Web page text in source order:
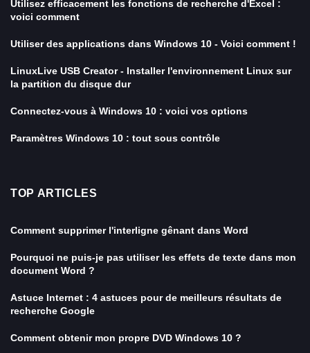
Utilisez efficacement les fonctions de recherche d'Excel :
voici comment
Utiliser des applications dans Windows 10 - Voici comment !
LinuxLive USB Creator - Installer l'environnement Linux sur
la partition du disque dur
Connectez-vous à Windows 10 : voici vos options
Paramètres Windows 10 : tout sous contrôle
TOP ARTICLES
Comment supprimer l'interligne gênant dans Word
Pourquoi ne puis-je pas utiliser les effets de texte dans mon
document Word ?
Astuce Internet : 4 astuces pour de meilleurs résultats de
recherche Google
Comment obtenir mon propre DVD Windows 10 ?